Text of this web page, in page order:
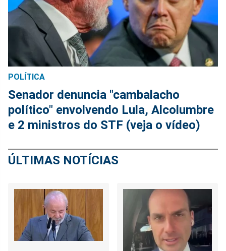
POLÍTICA
Senador denuncia "cambalacho
político" envolvendo Lula, Alcolumbre
e 2 ministros do STF (veja o vídeo)
ÚLTIMAS NOTÍCIAS